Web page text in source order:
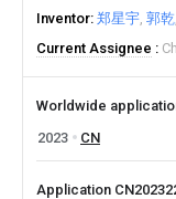
Inventor 郑星宇 郭乾
Current Assignee
Worldwide
2023
CN
Application